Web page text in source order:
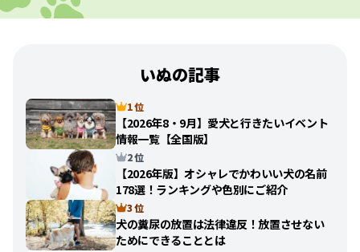
いぬの記事
1 位
【2026年8・9月】愛犬と行きたいイベント
情報一覧【全国版】
2 位
【2026年版】オシャレでかわいい犬の名前
178選！ランキングや色別にご紹介
3 位
犬の糞尿の放置は法律違反！放置させない
ためにできることとは